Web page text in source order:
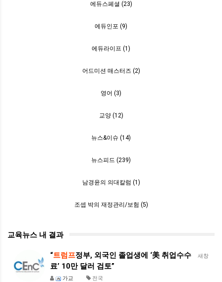
에듀스페셜 (23)
에듀인포 (9)
에듀라이프 (1)
어드미션 매스터즈 (2)
영어 (3)
교양 (12)
뉴스&이슈 (14)
뉴스피드 (239)
남경윤의 의대칼럼 (1)
조셉 박의 재정관리/보험 (5)
교육뉴스 내 결과
새창
“트럼프정부, 외국인 졸업생에 ‘美 취업수수
료’ 10만 달러 검토”
가교 전국